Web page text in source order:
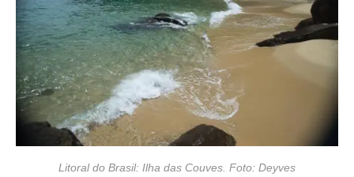
Litoral do Brasil: Ilha das Couves. Foto: Deyves